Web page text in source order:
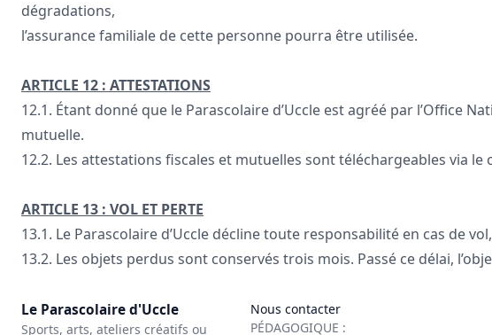
dégradations,
l’assurance familiale de cette personne pourra être utilisée.
ARTICLE 12 : ATTESTATIONS
12.1. Étant donné que le Parascolaire d’Uccle est agréé par l’Office
mutuelle.
12.2. Les attestations fiscales et mutuelles sont téléchargeables via
ARTICLE 13 : VOL ET PERTE
13.1. Le Parascolaire d’Uccle décline toute responsabilité en cas
13.2. Les objets perdus sont conservés trois mois. Passé ce délai,
Le Parascolaire d'Uccle
Sports, arts, ateliers créatifs ou
Nous contacter
PÉDAGOGIQUE :